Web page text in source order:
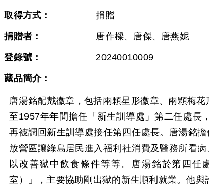
取得方式： 捐贈
捐贈者： 唐作樑、唐傑、唐燕妮
登錄號： 20240010009
藏品簡介：
唐湯銘配戴徽章，包括兩顆星形徽章、兩顆梅
至1957年年間擔任「新生訓導處」第二任處長
再被調回新生訓導處接任第四任處長。唐湯銘
放營區讓綠島居民進入福利社消費及醫務所看
以改善獄中飲食條件等等。唐湯銘於第四任
室）」，主要協助剛出獄的新生順利就業。他與